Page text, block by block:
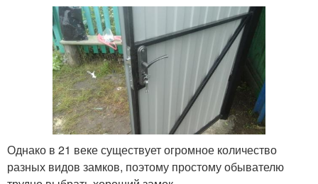
Однако в 21 веке существует огромное количество
разных видов замков, поэтому простому обывателю